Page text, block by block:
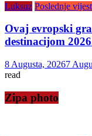
Luksuz Poslednje
Ovaj evropski
destinacijom
8 Augusta, 20267
read
Zipa photo